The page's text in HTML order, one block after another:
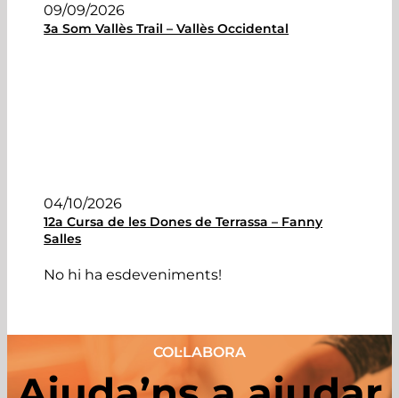
09/09/2026
3a Som Vallès Trail – Vallès Occidental
04/10/2026
12a Cursa de les Dones de Terrassa – Fanny
Salles
No hi ha esdeveniments!
COL·LABORA